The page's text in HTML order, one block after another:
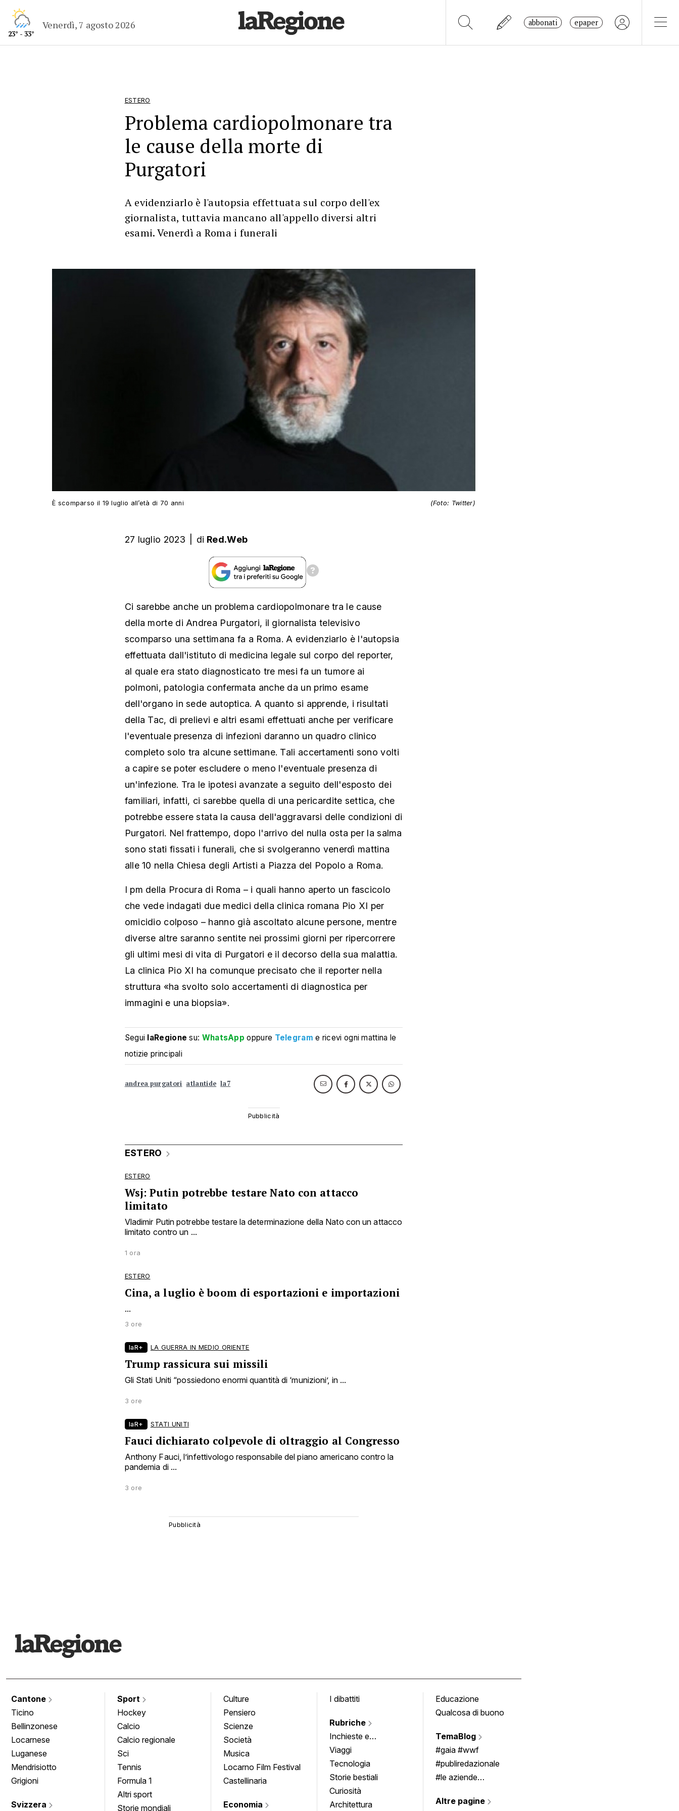
23° - 33°
Venerdì, 7 agosto 2026 abbonati epaper
ESTERO
Problema cardiopolmonare tra
le cause della morte di
Purgatori
A evidenziarlo è l'autopsia effettuata sul corpo dell'ex
giornalista, tuttavia mancano all'appello diversi altri
esami. Venerdì a Roma i funerali
È scomparso il 19 luglio all’età di 70 anni (Foto: Twitter)
27 luglio 2023 di Red.Web
Ci sarebbe anche un problema cardiopolmonare tra le cause
della morte di Andrea Purgatori, il giornalista televisivo
scomparso una settimana fa a Roma. A evidenziarlo è l'autopsia
effettuata dall'istituto di medicina legale sul corpo del reporter,
al quale era stato diagnosticato tre mesi fa un tumore ai
polmoni, patologia confermata anche da un primo esame
dell'organo in sede autoptica. A quanto si apprende, i risultati
della Tac, di prelievi e altri esami effettuati anche per verificare
l'eventuale presenza di infezioni daranno un quadro clinico
completo solo tra alcune settimane. Tali accertamenti sono volti
a capire se poter escludere o meno l'eventuale presenza di
un'infezione. Tra le ipotesi avanzate a seguito dell'esposto dei
familiari, infatti, ci sarebbe quella di una pericardite settica, che
potrebbe essere stata la causa dell'aggravarsi delle condizioni di
Purgatori. Nel frattempo, dopo l'arrivo del nulla osta per la salma
sono stati fissati i funerali, che si svolgeranno venerdì mattina
alle 10 nella Chiesa degli Artisti a Piazza del Popolo a Roma.
I pm della Procura di Roma – i quali hanno aperto un fascicolo
che vede indagati due medici della clinica romana Pio XI per
omicidio colposo – hanno già ascoltato alcune persone, mentre
diverse altre saranno sentite nei prossimi giorni per ripercorrere
gli ultimi mesi di vita di Purgatori e il decorso della sua malattia.
La clinica Pio XI ha comunque precisato che il reporter nella
struttura «ha svolto solo accertamenti di diagnostica per
immagini e una biopsia».
Segui laRegione su: WhatsApp oppure Telegram e ricevi ogni mattina le
notizie principali
andrea purgatori atlantide la7
ESTERO
ESTERO
Wsj: Putin potrebbe testare Nato con attacco
limitato
Vladimir Putin potrebbe testare la determinazione della Nato con un attacco
limitato contro un ...
1 ora
ESTERO
Cina, a luglio è boom di esportazioni e importazioni
...
3 ore
laR+ LA GUERRA IN MEDIO ORIENTE
Trump rassicura sui missili
Gli Stati Uniti “possiedono enormi quantità di ‘munizioni’, in ...
3 ore
laR+ STATI UNITI
Fauci dichiarato colpevole di oltraggio al Congresso
Anthony Fauci, l’infettivologo responsabile del piano americano contro la
pandemia di ...
3 ore
Cantone
Ticino
Bellinzonese
Locarnese
Luganese
Mendrisiotto
Grigioni
Svizzera
Sport
Hockey
Calcio
Calcio regionale
Sci
Tennis
Formula 1
Altri sport
Storie mondiali
Culture
Pensiero
Scienze
Società
Musica
Locarno Film Festival
Castellinaria
Economia
I dibattiti
Rubriche
Inchieste e
approfondimenti
Viaggi
Tecnologia
Storie bestiali
Curiosità
Architettura
Educazione
Qualcosa di buono
TemaBlog
#gaia #wwf
#publiredazionale
#le aziende
Altre pagine